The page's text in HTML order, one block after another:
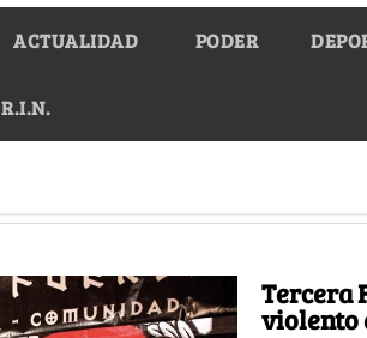
ACTUALIDAD PODER
R.I.N.
Tercera
violento